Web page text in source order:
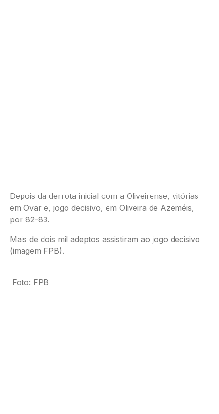
Depois da derrota inicial com a Oliveirense, vitórias
em Ovar e, jogo decisivo, em Oliveira de Azeméis,
por 82-83.
Mais de dois mil adeptos assistiram ao jogo decisivo
(imagem FPB).
Foto: FPB